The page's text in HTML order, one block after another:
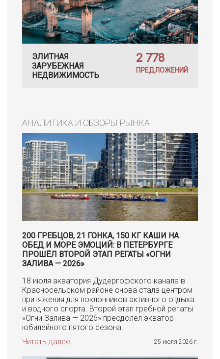
ЭЛИТНАЯ
ЗАРУБЕЖНАЯ
НЕДВИЖИМОСТЬ
2 778
ПРЕДЛОЖЕНИЙ
АНАЛИТИКА И ОБЗОРЫ РЫНКА
200 ГРЕБЦОВ, 21 ГОНКА, 150 КГ КАШИ НА
ОБЕД И МОРЕ ЭМОЦИЙ: В ПЕТЕРБУРГЕ
ПРОШЁЛ ВТОРОЙ ЭТАП РЕГАТЫ «ОГНИ
ЗАЛИВА — 2026»
18 июля акватория Дудергофского канала в
Красносельском районе снова стала центром
притяжения для поклонников активного отдыха
и водного спорта. Второй этап гребной регаты
«Огни Залива — 2026» преодолел экватор
юбилейного пятого сезона.
Читать далее
25 июля 2026 г.